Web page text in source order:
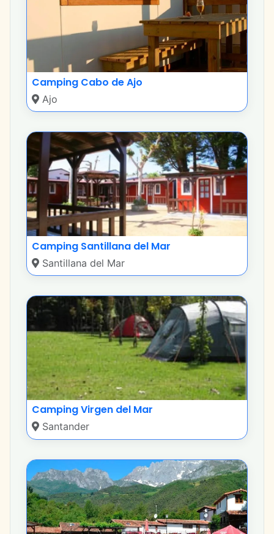
Camping Cabo de Ajo
Ajo
Camping Santillana del Mar
Santillana del Mar
Camping Virgen del Mar
Santander